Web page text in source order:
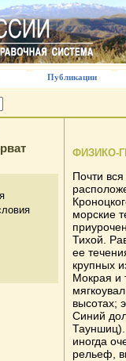
Публикации
ФИЗИКО-
Почти
морские
Тихой.
ее
крупных
Мокрая и
высотах;
Синий
Тауншиц).
иногда
рельеф,